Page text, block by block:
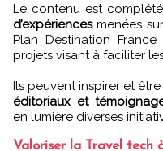
Le contenu est
d’expériencesmenées
Plan Destination
projets visant à faciliter
Ils peuvent inspirer et
éditoriaux et
en lumière diverses
Valoriser la Travel tech